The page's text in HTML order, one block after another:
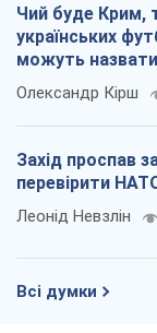
Чий буде Крим,
українських
можуть
Олександр Кірш
Захід проспав
перевірити
Леонід Невзлін
Всі думки